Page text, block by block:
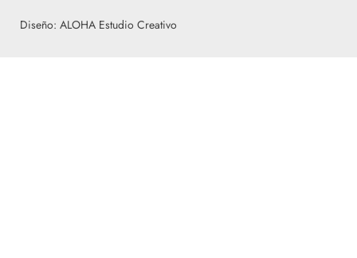
Diseño: ALOHA Estudio Creativo